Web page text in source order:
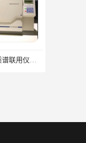
GCMS6800气相色谱质谱联用仪厂家